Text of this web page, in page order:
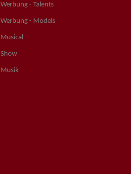
Werbung - Talents
Werbung - Models
Musical
Show
Musik